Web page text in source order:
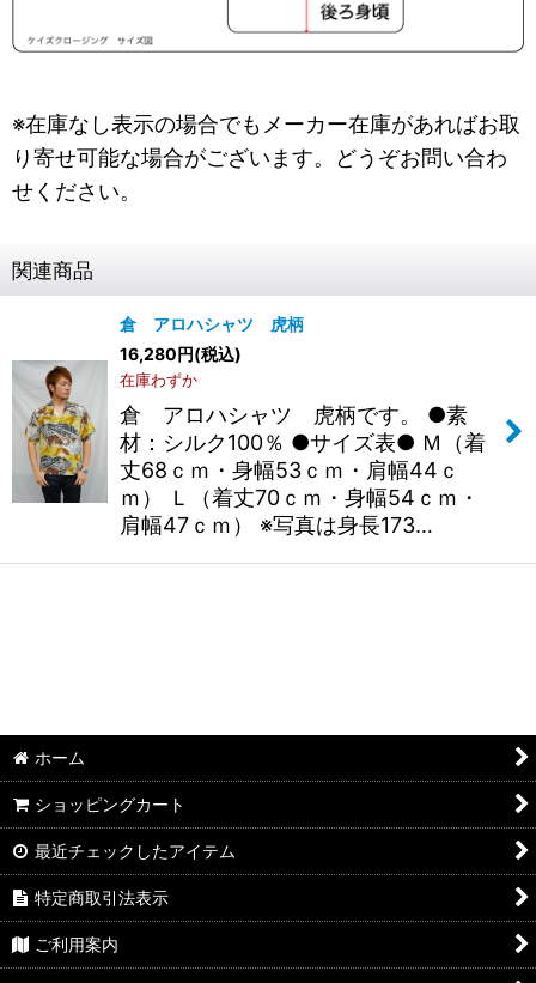
※在庫なし表示の場合でもメーカー在庫があればお取
り寄せ可能な場合がございます。どうぞお問い合わ
せください。
関連商品
倉 アロハシャツ 虎柄
16,280円(税込)
在庫わずか
倉 アロハシャツ 虎柄です。 ●素
材：シルク100％ ●サイズ表● Ｍ（着
丈68ｃｍ・身幅53ｃｍ・肩幅44ｃ
ｍ） Ｌ（着丈70ｃｍ・身幅54ｃｍ・
肩幅47ｃｍ） ※写真は身長173…
ホーム
ショッピングカート
最近チェックしたアイテム
特定商取引法表示
ご利用案内